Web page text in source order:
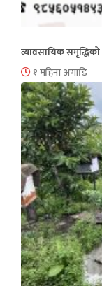
व्यावसायिक
१ महिना अगाडि